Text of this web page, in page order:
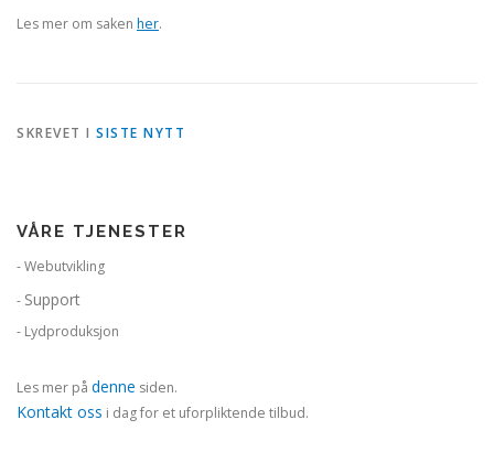
Les mer om saken her.
SKREVET I SISTE NYTT
VÅRE TJENESTER
- Webutvikling
- Support
- Lydproduksjon
Les mer på denne siden.
Kontakt oss i dag for et uforpliktende tilbud.